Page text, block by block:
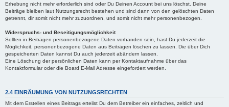
Erhebung nicht mehr erforderlich sind oder Du Deinen Account bei uns löschst. Deine
Beiträge bleiben laut Nutzungsrecht bestehen und sind dann von den gelöschten Daten
getrennt, dir somit nicht mehr zuzuordnen, und somit nicht mehr personenbezogen.
Widerspruchs- und Beseitigungsmöglichkeit
Sollten in Beiträgen personenbezogene Daten vorhanden sein, hast Du jederzeit die
Möglichkeit, personenbezogene Daten aus Beiträgen löschen zu lassen. Die über Dich
gespeicherten Daten kannst Du auch jederzeit abändern lassen.
Eine Löschung der persönlichen Daten kann per Kontaktaufnahme über das
Kontaktformular oder die Board E-Mail Adresse eingefordert werden.
2.4 EINRÄUMUNG VON NUTZUNGSRECHTEN
Mit dem Erstellen eines Beitrags erteilst Du dem Betreiber ein einfaches, zeitlich und